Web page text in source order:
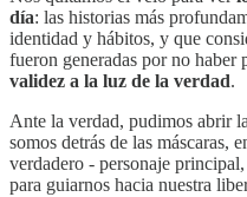
día: las historias más
identidad y hábitos, y que
fueron generadas por no haber
validez a la luz de la verdad.
Ante la verdad, pudimos abrir
somos detrás de las máscaras,
verdadero - personaje
para guiarnos hacia nuestra